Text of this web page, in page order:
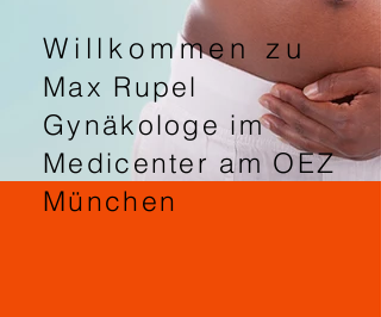
Willkommen zu
Max Rupel
Gynäkologe im
Medicenter am OEZ
München